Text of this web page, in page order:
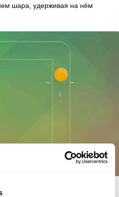
шара, удерживая на нём